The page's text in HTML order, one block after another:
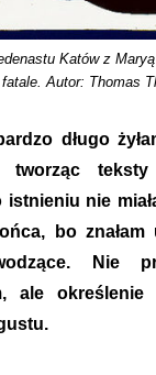
Katów z
Autor: Thomas
długo
tworząc
nie
bo znałam
Nie
ale określenie